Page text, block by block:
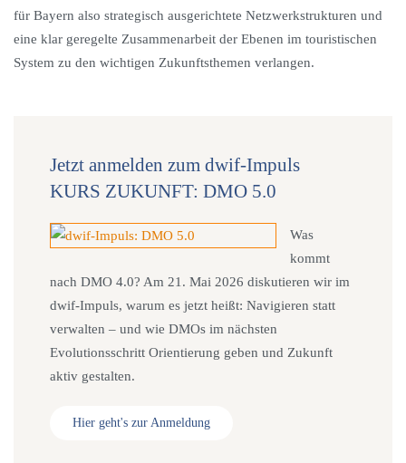
für Bayern also strategisch ausgerichtete Netzwerkstrukturen und
eine klar geregelte Zusammenarbeit der Ebenen im touristischen
System zu den wichtigen Zukunftsthemen verlangen.
Jetzt anmelden zum dwif-Impuls
KURS ZUKUNFT: DMO 5.0
Was
kommt
nach DMO 4.0? Am 21. Mai 2026 diskutieren wir im
dwif-Impuls, warum es jetzt heißt: Navigieren statt
verwalten – und wie DMOs im nächsten
Evolutionsschritt Orientierung geben und Zukunft
aktiv gestalten.
Hier geht's zur Anmeldung